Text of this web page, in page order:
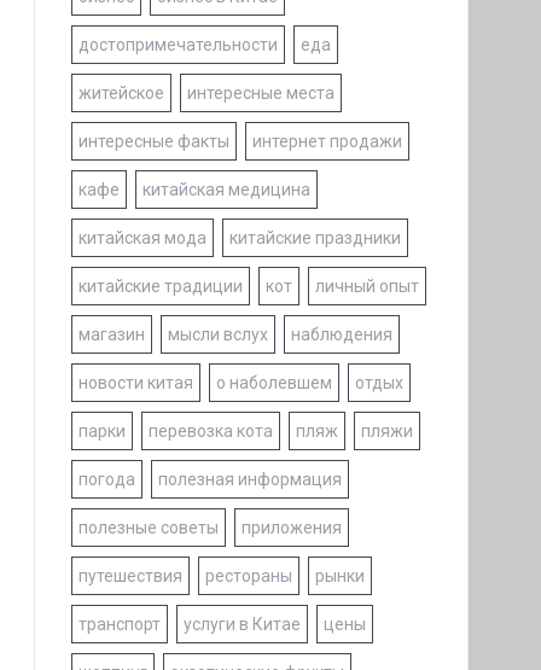
достопримечательности еда
житейское интересные места
интересные факты интернет продажи
кафе китайская медицина
китайская мода китайские праздники
китайские традиции кот личный опыт
магазин мысли вслух наблюдения
новости китая о наболевшем отдых
парки перевозка кота пляж пляжи
погода полезная информация
полезные советы приложения
путешествия рестораны рынки
транспорт услуги в Китае цены